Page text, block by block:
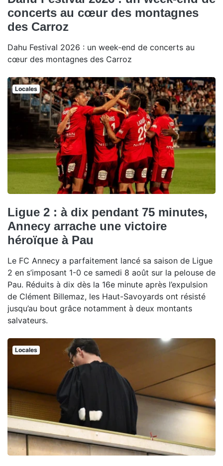
concerts au cœur des montagnes
des Carroz
Dahu Festival 2026 : un week-end de concerts au
cœur des montagnes des Carroz
Locales
Ligue 2 : à dix pendant 75 minutes,
Annecy arrache une victoire
héroïque à Pau
Le FC Annecy a parfaitement lancé sa saison de Ligue
2 en s’imposant 1-0 ce samedi 8 août sur la pelouse de
Pau. Réduits à dix dès la 16e minute après l’expulsion
de Clément Billemaz, les Haut-Savoyards ont résisté
jusqu’au bout grâce notamment à deux montants
salvateurs.
Locales